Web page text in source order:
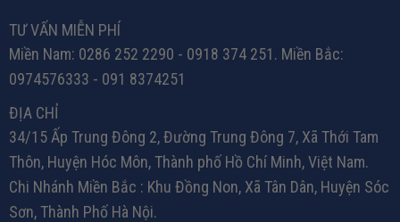
TƯ VẤN MIỄN PHÍ
Miền Nam: 0286 252 2290 - 0918 374 251. Miền Bắc:
0974576333 - 091 8374251
ĐỊA CHỈ
34/15 Ấp Trung Đông 2, Đường Trung Đông 7, Xã Thới Tam
Thôn, Huyện Hóc Môn, Thành phố Hồ Chí Minh, Việt Nam.
Chi Nhánh Miền Bắc : Khu Đồng Non, Xã Tân Dân, Huyện Sóc
Sơn, Thành Phố Hà Nội.